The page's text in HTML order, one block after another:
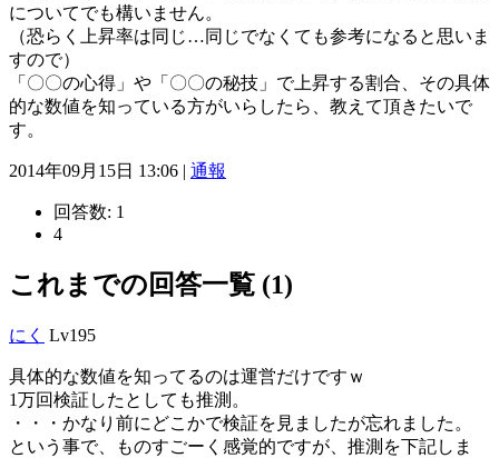
についてでも構いません。
（恐らく上昇率は同じ…同じでなくても参考になると思いま
すので）
「〇〇の心得」や「〇〇の秘技」で上昇する割合、その具体
的な数値を知っている方がいらしたら、教えて頂きたいで
す。
2014年09月15日 13:06 | 通報
回答数: 1
4
これまでの回答一覧 (1)
にく Lv195
具体的な数値を知ってるのは運営だけですｗ
1万回検証したとしても推測。
・・・かなり前にどこかで検証を見ましたが忘れました。
という事で、ものすごーく感覚的ですが、推測を下記しま